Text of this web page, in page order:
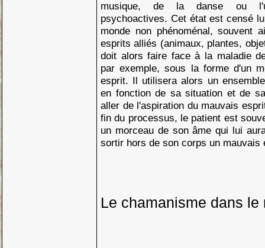
musique, de la danse ou
psychoactives. Cet état est censé
monde non phénoménal, souvent
esprits alliés (animaux, plantes,
doit alors faire face à la maladie
par exemple, sous la forme d'un
esprit. Il utilisera alors un
en fonction de sa situation et de
aller de l'aspiration du mauvais
fin du processus, le patient est
un morceau de son âme qui lui
sortir hors de son corps un mauvais
Le chamanisme dans le